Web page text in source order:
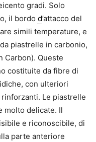
gradi. Solo
il bordo d’attacco del
simili temperature, e
piastrelle in carbonio,
Carbon). Queste
costituite da fibre di
con ulteriori
Le piastrelle
molto delicate. Il
e riconoscibile, di
parte anteriore